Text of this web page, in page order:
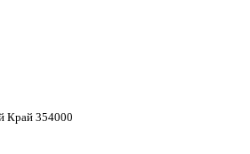
Край 354000